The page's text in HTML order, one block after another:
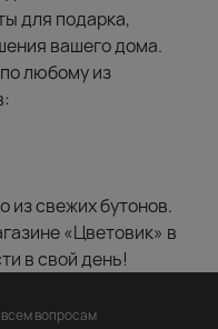
для подарка,
вашего дома.
любому из
из свежих бутонов.
«Цветовик» в
в свой день!
вопросам